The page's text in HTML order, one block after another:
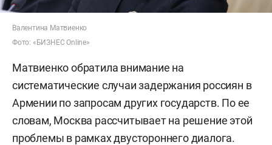
Валентина Матвиенко
Фото: «БИЗНЕС Online»
Матвиенко обратила внимание на
систематические случаи задержания россиян в
Армении по запросам других государств. По ее
словам, Москва рассчитывает на решение этой
проблемы в рамках двустороннего диалога.